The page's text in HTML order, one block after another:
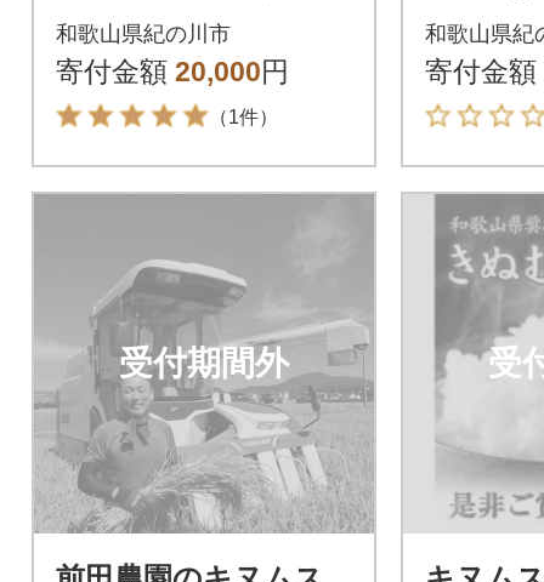
紀の川市【上白米】
和歌山県紀の川市
寄付金額 20,000円
（1件）
県紀の
和歌山県紀
寄付金額
受付期間外 受